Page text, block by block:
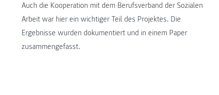
Auch die Kooperation mit dem Berufsverband der Sozialen
Arbeit war hier ein wichtiger Teil des Projektes. Die
Ergebnisse wurden dokumentiert und in einem Paper
zusammengefasst.